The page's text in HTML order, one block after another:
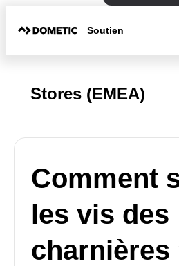
Soutien
Stores (EMEA)
Comment
les vis des
charnières